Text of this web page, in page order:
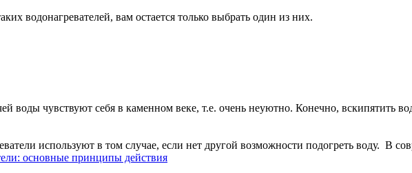
водонагревателей, вам остается только выбрать один из них.
воды чувствуют себя в каменном веке, т.е. очень неуютно. Конечно, вскипятить
используют в том случае, если нет другой возможности подогреть воду. В
основные принципы действия